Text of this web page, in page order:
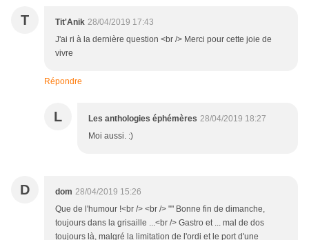
T Tit'Anik 28/04/2019 17:43
J'ai ri à la dernière question <br /> Merci pour cette joie de
vivre
Répondre
L Les anthologies éphémères 28/04/2019 18:27
Moi aussi. :)
D dom 28/04/2019 15:26
Que de l'humour !<br /> <br /> "" Bonne fin de dimanche,
toujours dans la grisaille ...<br /> Gastro et ... mal de dos
toujours là, malgré la limitation de l'ordi et le port d'une